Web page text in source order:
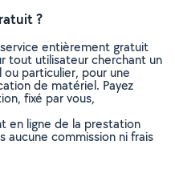
?
entièrement gratuit
tout utilisateur cherchant un
ou particulier, pour une
de matériel. Payez
fixé par vous,
en ligne de la prestation
aucune commission ni frais